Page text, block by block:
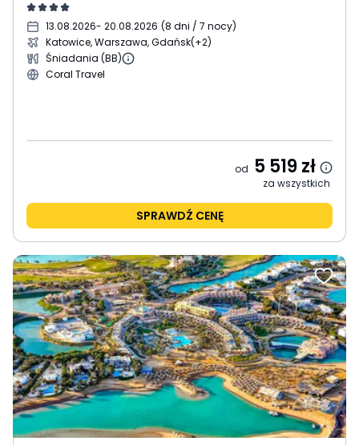
13.08.2026- 20.08.2026 (8 dni / 7 nocy)
Katowice, Warszawa, Gdańsk(+2)
Śniadania (BB)
Coral Travel
od 5 519zł
za wszystkich
SPRAWDŹ CENĘ